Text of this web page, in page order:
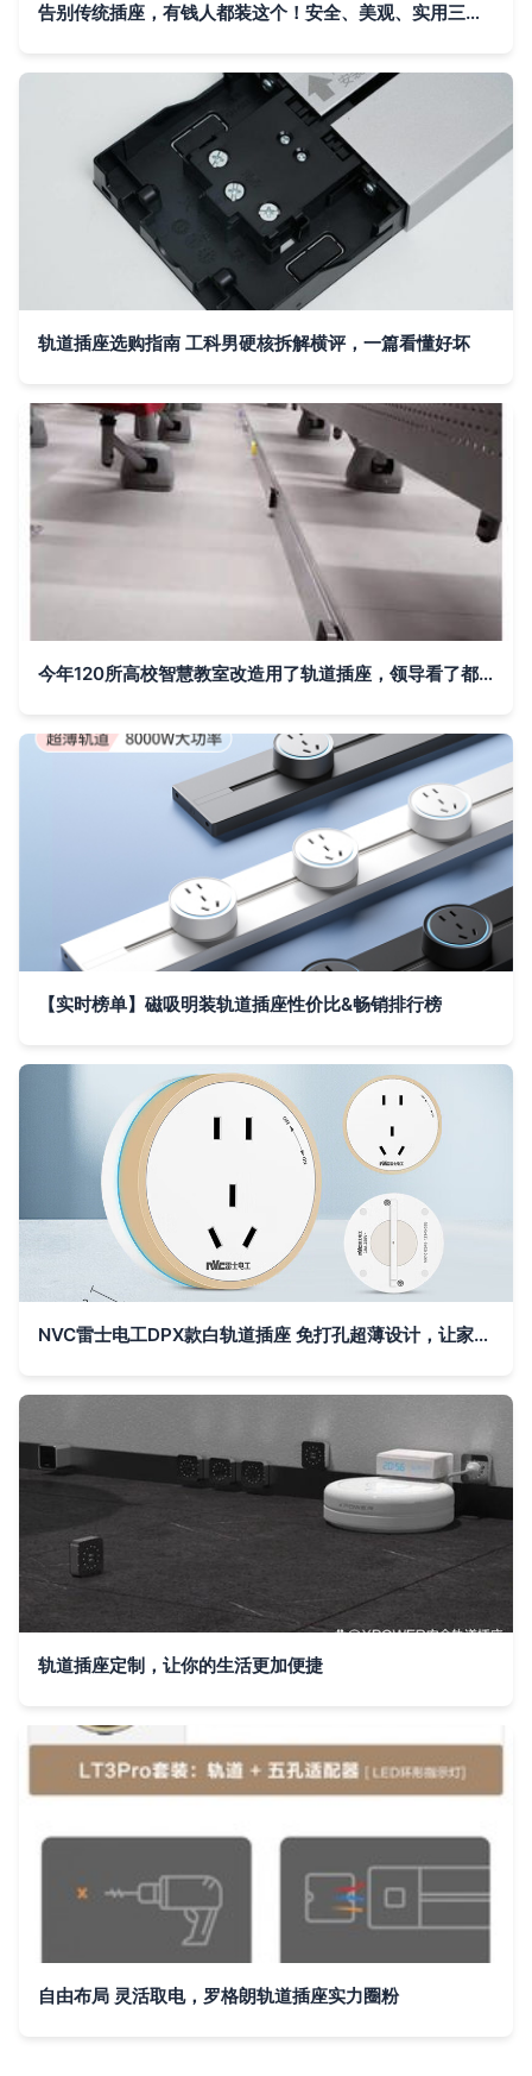
告别传统插座，有钱人都装这个！安全、美观、实用三合一的轨道插座
轨道插座选购指南 工科男硬核拆解横评，一篇看懂好坏
今年120所高校智慧教室改造用了轨道插座，领导看了都点赞！
【实时榜单】磁吸明装轨道插座性价比&畅销排行榜
NVC雷士电工DPX款白轨道插座 免打孔超薄设计，让家居用电更灵活
轨道插座定制，让你的生活更加便捷
自由布局 灵活取电，罗格朗轨道插座实力圈粉